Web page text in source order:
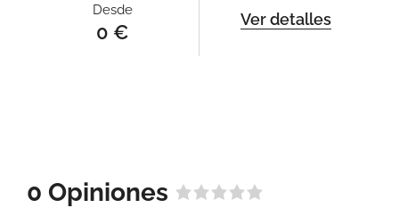
Desde
0 €
Ver detalles
0 Opiniones